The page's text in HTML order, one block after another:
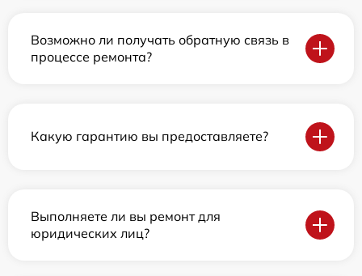
Возможно ли получать обратную связь в
процессе ремонта?
Какую гарантию вы предоставляете?
Выполняете ли вы ремонт для
юридических лиц?